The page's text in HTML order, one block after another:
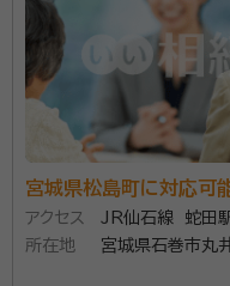
る業務、供託や公証関
ついてなど様々な業務を行
ただく際に心掛けてい
・専門用語ではなく「
す ・お手続きに付随
お手続きをサポートいたします ■対応エリ
手県南、秋田県湯沢市
初回相談、2回目以降
資格等： 司法書士、行政書
所属団体： 宮城県司法書士会
宮城県松島町に対応可
アクセス
JR仙石線 蛇田
所在地
宮城県石巻市丸